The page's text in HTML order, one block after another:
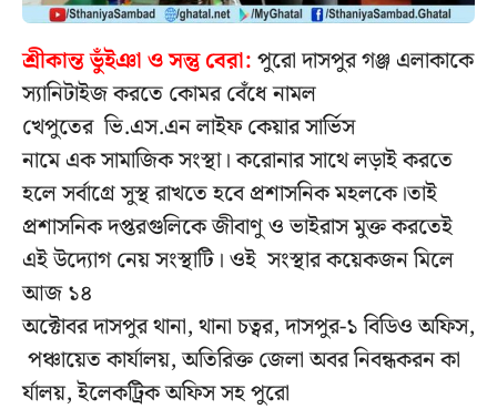
শ্রীকান্ত ভুঁইঞা ও সন্তু বেরা:পুরো দাসপুর গঞ্জ এলাকাকে
স্যানিটাইজ করতে কোমর বেঁধে নামল
খেপুতের ভি.এস.এন লাইফ কেয়ার সার্ভিস
নামে এক সামাজিক সংস্থা। করোনার সাথে লড়াই করতে
হলে সর্বাগ্রে সুস্থ রাখতে হবে প্রশাসনিক মহলকে।তাই
প্রশাসনিক দপ্তরগুলিকে জীবাণু ও ভাইরাস মুক্ত করতেই
এই উদ্যোগ নেয় সংস্থাটি। ওই সংস্থার কয়েকজন মিলে
আজ ১৪
অক্টোবর দাসপুর থানা, থানা চত্বর, দাসপুর-১ বিডিও অফিস,
পঞ্চায়েত কার্যালয়, অতিরিক্ত জেলা অবর নিবন্ধকরন কা
র্যালয়, ইলেকট্রিক অফিস সহ পুরো